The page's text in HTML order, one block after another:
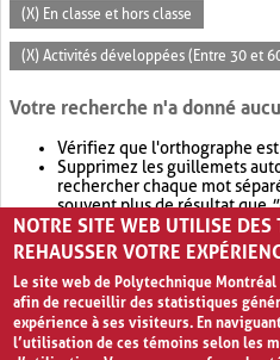
(X) En classe et hors classe
(X) Activités développées (Entre 30 et
Votre recherche n'a donné
Vérifiez que l'orthographe
Supprimez les guillemets
rechercher chaque mot
souvent plus de résultat que
Envisagez d'élargir votre
retournera souvent plus de
NOTRE SITE WEB UTILISE
REHAUSSER VOTRE
Le site web de Polytechnique
afin de recueillir des statistiques
expérience à ses visiteurs. En
l’utilisation de ces témoins selon les